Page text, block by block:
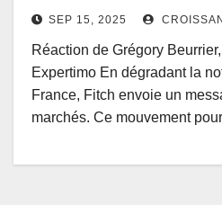
SEP 15, 2025
Réaction de Grégory
Expertimo En dégradant la
France, Fitch envoie un
marchés. Ce mouvement